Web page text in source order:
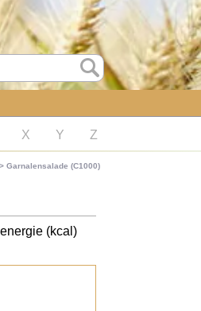
X Y Z
> Garnalensalade (C1000)
(kcal)